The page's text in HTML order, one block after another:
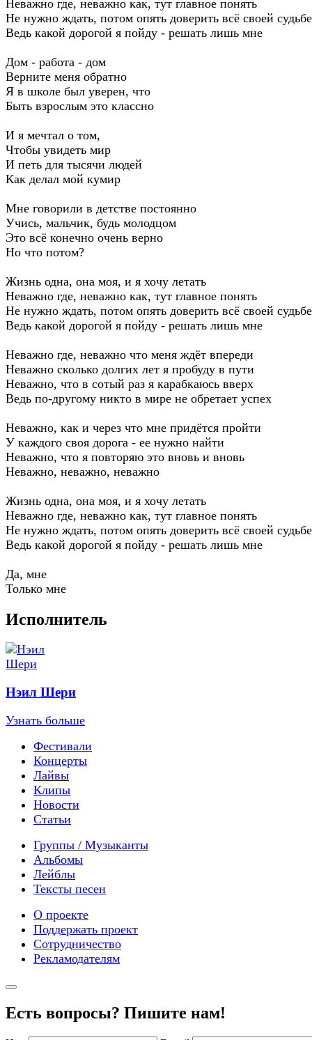
Неважно где, неважно как, тут главное понять
Не нужно ждать, потом опять доверить всё своей судьбе
Ведь какой дорогой я пойду - решать лишь мне
Дом - работа - дом
Верните меня обратно
Я в школе был уверен, что
Быть взрослым это классно
И я мечтал о том,
Чтобы увидеть мир
И петь для тысячи людей
Как делал мой кумир
Мне говорили в детстве постоянно
Учись, мальчик, будь молодцом
Это всё конечно очень верно
Но что потом?
Жизнь одна, она моя, и я хочу летать
Неважно где, неважно как, тут главное понять
Не нужно ждать, потом опять доверить всё своей судьбе
Ведь какой дорогой я пойду - решать лишь мне
Неважно где, неважно что меня ждёт впереди
Неважно сколько долгих лет я пробуду в пути
Неважно, что в сотый раз я карабкаюсь вверх
Ведь по-другому никто в мире не обретает успех
Неважно, как и через что мне придётся пройти
У каждого своя дорога - ее нужно найти
Неважно, что я повторяю это вновь и вновь
Неважно, неважно, неважно
Жизнь одна, она моя, и я хочу летать
Неважно где, неважно как, тут главное понять
Не нужно ждать, потом опять доверить всё своей судьбе
Ведь какой дорогой я пойду - решать лишь мне
Да, мне
Только мне
Исполнитель
Нэил Шери
Узнать больше
Фестивали
Концерты
Лайвы
Клипы
Новости
Статьи
Группы / Музыканты
Альбомы
Лейблы
Тексты песен
О проекте
Поддержать проект
Сотрудничество
Рекламодателям
Есть вопросы? Пишите нам!